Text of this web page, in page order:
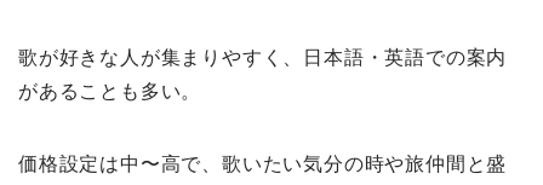
歌が好きな人が集まりやすく、日本語・英語での案内
があることも多い。
価格設定は中〜高で、歌いたい気分の時や旅仲間と盛